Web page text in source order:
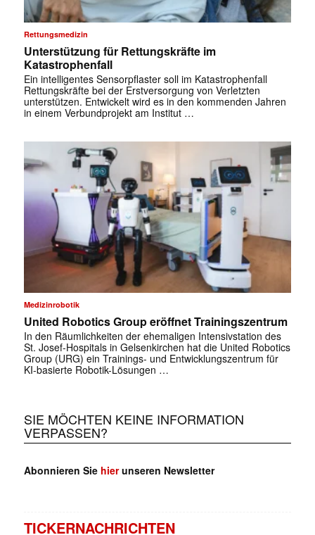
Rettungsmedizin
Unterstützung für Rettungskräfte im
Katastrophenfall
Ein intelligentes Sensorpflaster soll im Katastrophenfall
Rettungskräfte bei der Erstversorgung von Verletzten
unterstützen. Entwickelt wird es in den kommenden Jahren
in einem Verbundprojekt am Institut …
Medizinrobotik
United Robotics Group eröffnet Trainingszentrum
In den Räumlichkeiten der ehemaligen Intensivstation des
St. Josef-Hospitals in Gelsenkirchen hat die United Robotics
Group (URG) ein Trainings- und Entwicklungszentrum für
KI-basierte Robotik-Lösungen …
SIE MÖCHTEN KEINE INFORMATION
VERPASSEN?
Abonnieren Sie hierunseren Newsletter
TICKERNACHRICHTEN